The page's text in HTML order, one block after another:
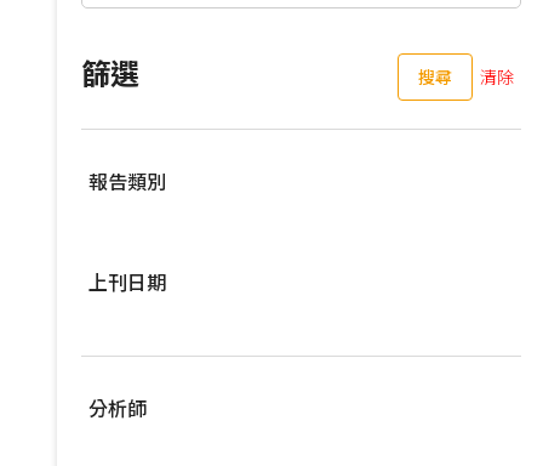
篩選 搜尋 清除
報告類別
亞洲供應鏈
寬頻與無線
上刊日期
分析師